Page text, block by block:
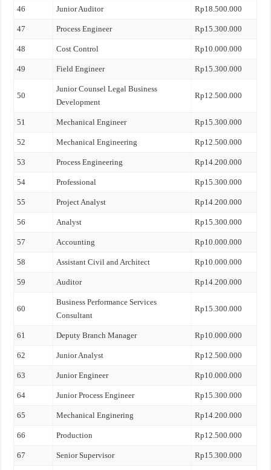
46 Junior Auditor Rp18.500.000
47 Process Engineer Rp15.300.000
48 Cost Control Rp10.000.000
49 Field Engineer Rp15.300.000
50
Junior Counsel Legal Business
Development
Rp12.500.000
51 Mechanical Engineer Rp15.300.000
52 Mechanical Engineering Rp12.500.000
53 Process Engineering Rp14.200.000
54 Professional Rp15.300.000
55 Project Analyst Rp14.200.000
56 Analyst Rp15.300.000
57 Accounting Rp10.000.000
58 Assistant Civil and Architect Rp10.000.000
59 Auditor Rp14.200.000
60
Business Performance Services
Consultant
Rp15.300.000
61 Deputy Branch Manager Rp10.000.000
62 Junior Analyst Rp12.500.000
63 Junior Engineer Rp10.000.000
64 Junior Process Engineer Rp15.300.000
65 Mechanical Enginering Rp14.200.000
66 Production Rp12.500.000
67 Senior Supervisor Rp15.300.000